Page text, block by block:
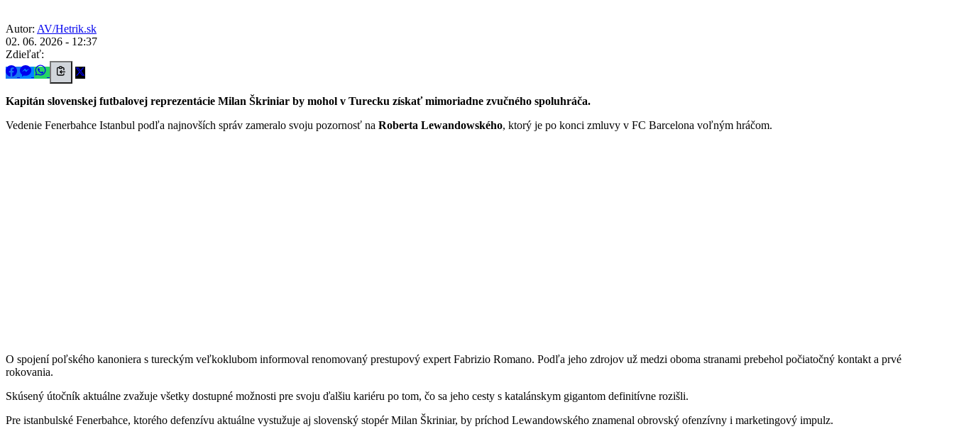
Autor: AV/Hetrik.sk
02. 06. 2026 - 12:37
Zdieľať:
Kapitán slovenskej futbalovej reprezentácie Milan Škriniar by mohol v Turecku získať mimoriadne zvučného spoluhráča.
Vedenie Fenerbahce Istanbul podľa najnovších správ zameralo svoju pozornosť na Roberta Lewandowského, ktorý je po konci zmluvy v FC Barcelona voľným hráčom.
O spojení poľského kanoniera s tureckým veľkoklubom informoval renomovaný prestupový expert Fabrizio Romano. Podľa jeho zdrojov už medzi oboma stranami prebehol počiatočný kontakt a prvé
rokovania.
Skúsený útočník aktuálne zvažuje všetky dostupné možnosti pre svoju ďalšiu kariéru po tom, čo sa jeho cesty s katalánskym gigantom definitívne rozišli.
Pre istanbulské Fenerbahce, ktorého defenzívu aktuálne vystužuje aj slovenský stopér Milan Škriniar, by príchod Lewandowského znamenal obrovský ofenzívny i marketingový impulz.